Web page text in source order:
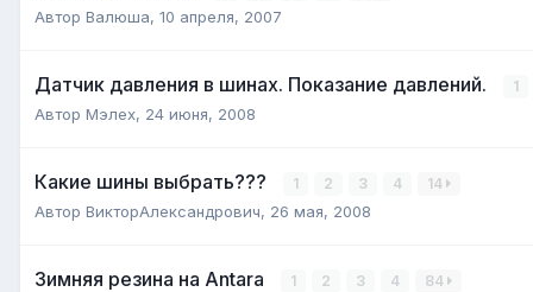
Автор Валюша, 10 апреля, 2007
Датчик давления в шинах. Показание давлений. 1
Автор Мэлех, 24 июня, 2008
Какие шины выбрать??? 1 2 3 4 14
Автор ВикторАлександрович, 26 мая, 2008
Зимняя резина на Antara 1 2 3 4 84